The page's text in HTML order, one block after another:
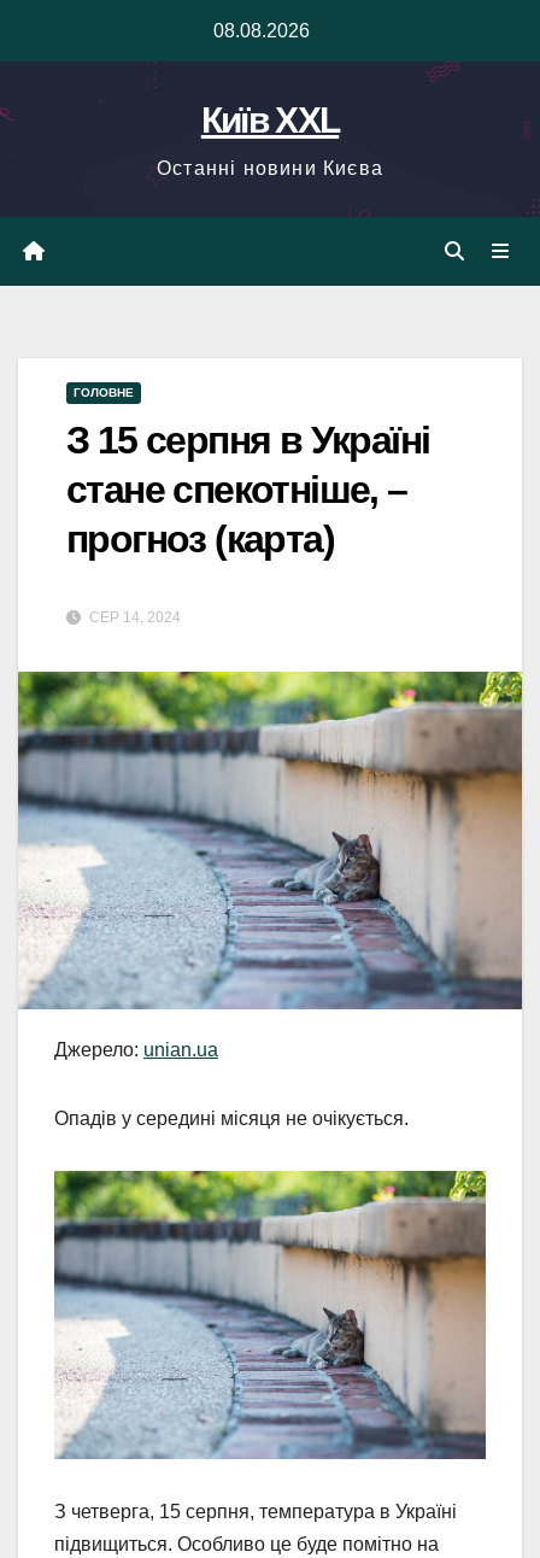
08.08.2026
Київ XXL
Останні новини Києва
ГОЛОВНЕ
З 15 серпня в Україні
стане спекотніше, –
прогноз (карта)
СЕР 14, 2024
Джерело: unian.ua
Опадів у середині місяця не очікується.
З четверга, 15 серпня, температура в Україні
підвищиться. Особливо це буде помітно на